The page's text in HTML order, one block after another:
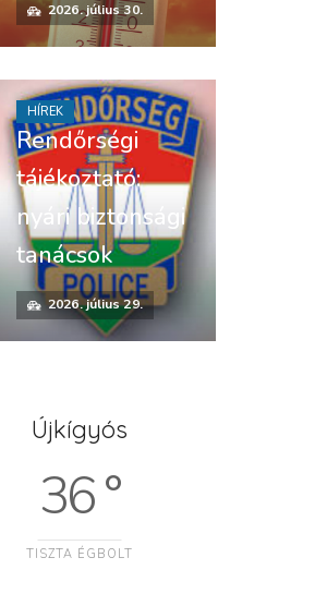
2026. július 30.
Rendőrségi
tájékoztató:
nyári biztonsági
tanácsok
2026. július 29.
HÍREK
Újkígyós
36 °
TISZTA ÉGBOLT